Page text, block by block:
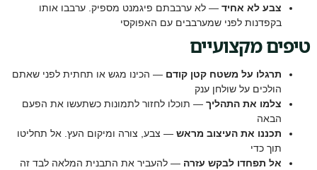
צבע לא אחיד — לא ערבבתם פיגמנט מספיק. ערבבו אותו
בקפדנות לפני שמערבבים עם האפוקסי
טיפים מקצועיים
תרגלו על משטח קטן קודם — הכינו מגש או תחתית לפני שאתם
הולכים על שולחן ענק
צלמו את התהליך — תוכלו לחזור לתמונות כשתעשו את הפעם
הבאה
תכננו את העיצוב מראש — צבע, צורה ומיקום העץ. אל תחליטו
תוך כדי
אל תפחדו לבקש עזרה — להעביר את התבנית המלאה לבד זה